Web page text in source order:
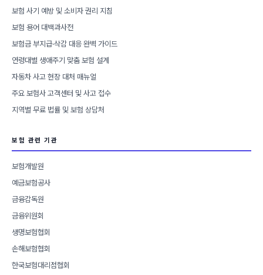
보험 사기 예방 및 소비자 권리 지침
보험 용어 대백과사전
보험금 부지급·삭감 대응 완벽 가이드
연령대별 생애주기 맞춤 보험 설계
자동차 사고 현장 대처 매뉴얼
주요 보험사 고객센터 및 사고 접수
지역별 무료 법률 및 보험 상담처
보험 관련 기관
보험개발원
예금보험공사
금융감독원
금융위원회
생명보험협회
손해보험협회
한국보험대리점협회